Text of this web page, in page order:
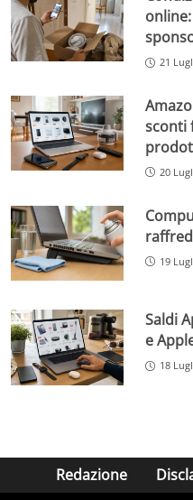
21
sconti
20
19
Saldi
e
18
Redazione